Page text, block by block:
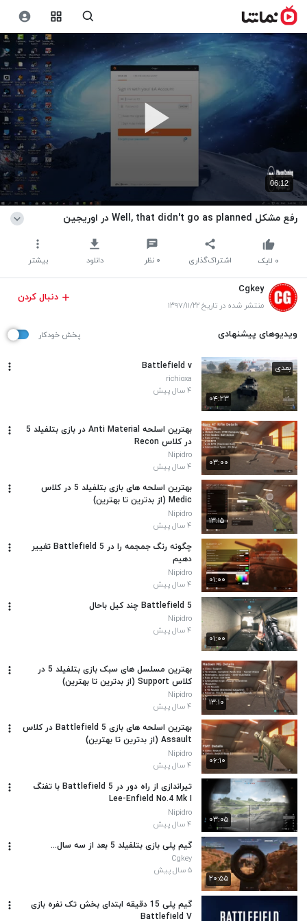
06:12
رفع مشکل Well, that didn't go as planned در اوریجین
اشتراک‌گذاری ۰ نظر دانلود بیشتر ۰ لایک
Cgkey
منتشر شده در تاریخ ۱۳۹۷/۱۱/۲۲
دنبال کردن
ویدیوهای پیشنهادی پخش خودکار
۰۴:۲۳
بعدی Battlefield v
richioxa
۴ سال پیش
۰۳:۰۰
بهترین اسلحه Anti Material در بازی بتلفیلد 5
در کلاس Recon
Nipidro
۴ سال پیش
۱۳:۱۵
بهترین اسلحه های بازی بتلفیلد 5 در کلاس
Medic (از بدترین تا بهترین)
Nipidro
۴ سال پیش
۰۱:۰۰
چگونه رنگ جمجمه را در Battlefield 5 تغییر
دهیم
Nipidro
۴ سال پیش
۰۱:۰۰
Battlefield 5 چند کیل باحال
Nipidro
۴ سال پیش
۱۳:۱۰
بهترین مسلسل های سبک بازی بتلفیلد 5 در
کلاس Support (از بدترین تا بهترین)
Nipidro
۴ سال پیش
۰۶:۱۰
بهترین اسلحه های بازی Battlefield 5 در کلاس
Assault (از بدترین تا بهترین)
Nipidro
۴ سال پیش
۰۳:۰۵
تیراندازی از راه دور در Battlefield 5 با تفنگ
Lee-Enfield No.4 Mk I
Nipidro
۴ سال پیش
۲۰:۵۵
گیم پلی بازی بتلفیلد 5 بعد از سه سال...
Cgkey
۵ سال پیش
گیم پلی 15 دقیقه ابتدای بخش تک نفره بازی
Battlefield V